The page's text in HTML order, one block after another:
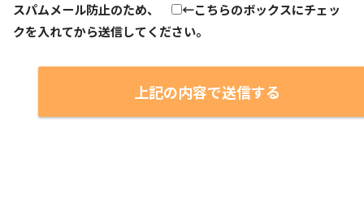
スパムメール防止のため、
←こちらのボックスにチェッ
クを入れてから送信してください。